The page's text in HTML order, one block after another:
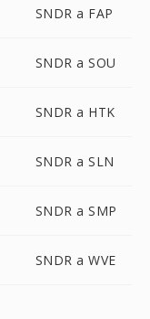
SNDR a FAP
SNDR a SOU
SNDR a HTK
SNDR a SLN
SNDR a SMP
SNDR a WVE